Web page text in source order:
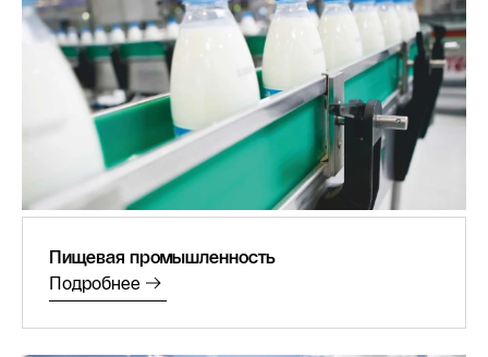
Пищевая промышленность
Подробнее